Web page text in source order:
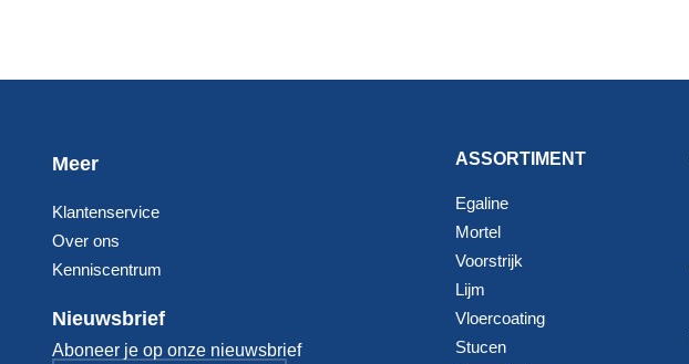
Meer
Klantenservice
Over ons
Kenniscentrum
Nieuwsbrief
Aboneer je op onze nieuwsbrief
ASSORTIMENT
Egaline
Mortel
Voorstrijk
Lijm
Vloercoating
Stucen